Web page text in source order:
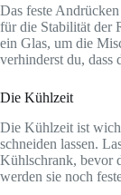
Das feste
für die Stabilität der
ein Glas, um die
verhinderst du, dass
Die Kühlzeit
Die Kühlzeit ist
schneiden lassen.
Kühlschrank, bevor
werden sie noch